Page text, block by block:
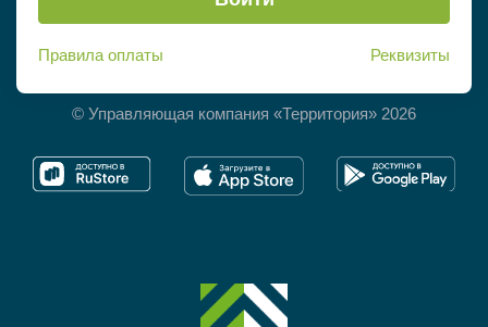
Правила оплаты Реквизиты
© Управляющая компания «Территория» 2026